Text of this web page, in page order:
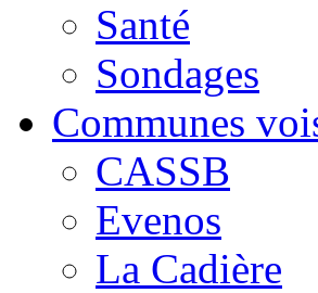
Santé
Sondages
Communes
CASSB
Evenos
La Cadière